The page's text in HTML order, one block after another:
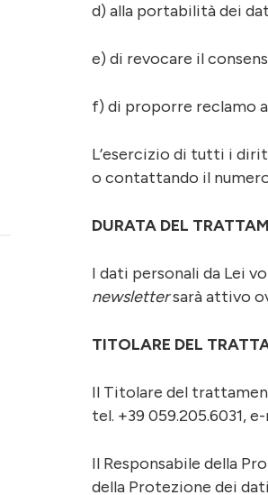
d) alla portabilità dei
e) di revocare il
f) di proporre reclamo
L’esercizio di tutti i
o contattando il
DURATA DEL
I dati personali da Lei
newslettersarà attivo
TITOLARE DEL
Il Titolare del
tel. +39 059.205.6031,
Il Responsabile della
della Protezione dei